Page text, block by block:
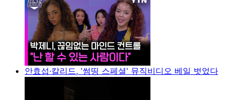
안효섭·칼리드, '썸띵 스페셜' 뮤직비디오 베일 벗었다